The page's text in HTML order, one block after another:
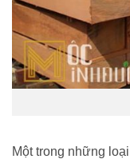
Một trong những